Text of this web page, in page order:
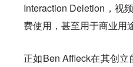
Interaction Deletion，视
费使用，甚至用于商业用途
正如Ben Affleck在其创